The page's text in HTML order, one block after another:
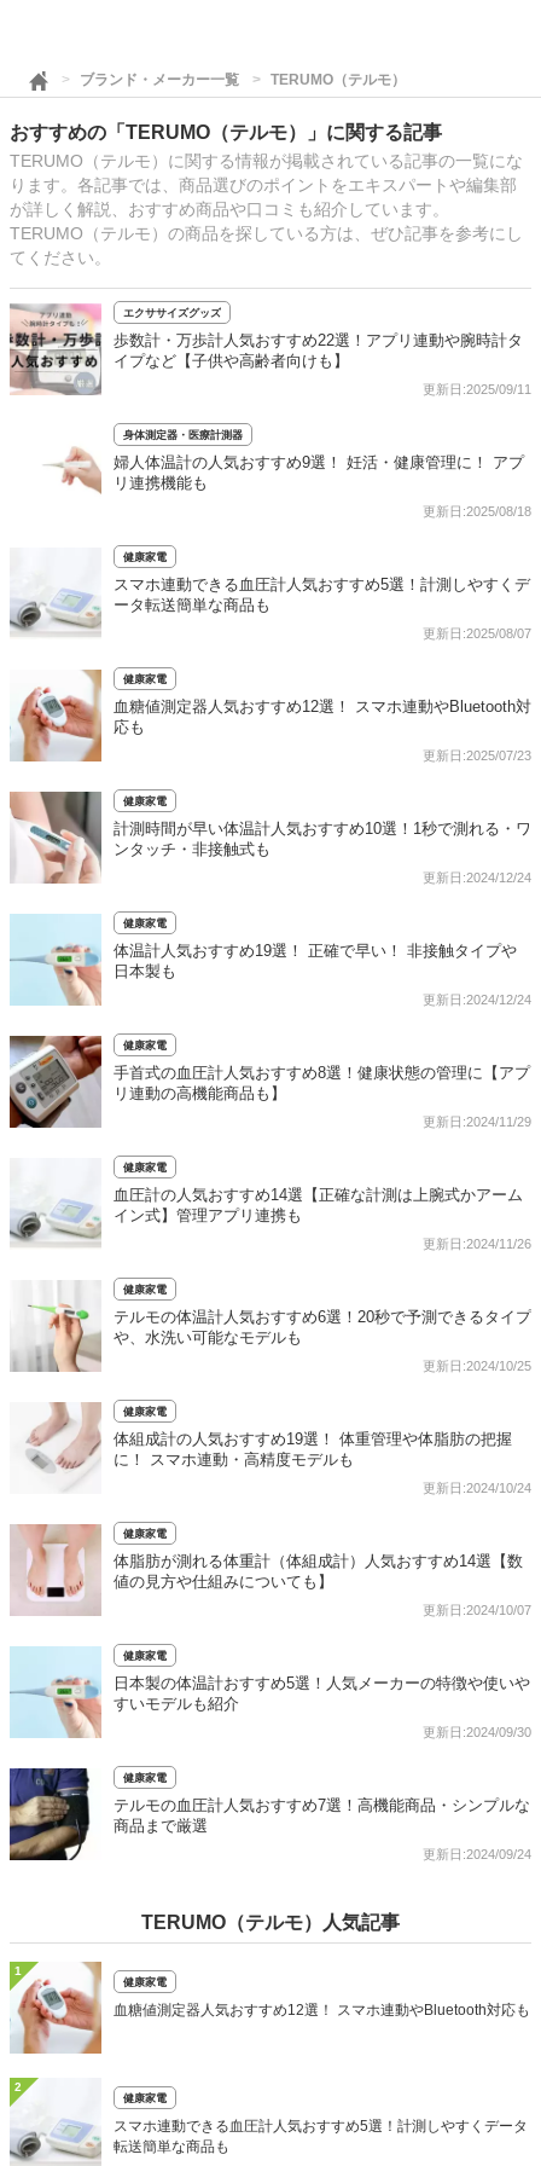
ブランド・メーカー一覧 TERUMO（テルモ）
おすすめの「TERUMO（テルモ）」に関する記事
TERUMO（テルモ）に関する情報が掲載されている記事の一覧にな
ります。各記事では、商品選びのポイントをエキスパートや編集部
が詳しく解説、おすすめ商品や口コミも紹介しています。
TERUMO（テルモ）の商品を探している方は、ぜひ記事を参考にし
てください。
エクササイズグッズ
歩数計・万歩計人気おすすめ22選！アプリ連動や腕時計タ
イプなど【子供や高齢者向けも】
更新日:2025/09/11
身体測定器・医療計測器
婦人体温計の人気おすすめ9選！ 妊活・健康管理に！ アプ
リ連携機能も
更新日:2025/08/18
健康家電
スマホ連動できる血圧計人気おすすめ5選！計測しやすくデ
ータ転送簡単な商品も
更新日:2025/08/07
健康家電
血糖値測定器人気おすすめ12選！ スマホ連動やBluetooth対
応も
更新日:2025/07/23
健康家電
計測時間が早い体温計人気おすすめ10選！1秒で測れる・ワ
ンタッチ・非接触式も
更新日:2024/12/24
健康家電
体温計人気おすすめ19選！ 正確で早い！ 非接触タイプや
日本製も
更新日:2024/12/24
健康家電
手首式の血圧計人気おすすめ8選！健康状態の管理に【アプ
リ連動の高機能商品も】
更新日:2024/11/29
健康家電
血圧計の人気おすすめ14選【正確な計測は上腕式かアーム
イン式】管理アプリ連携も
更新日:2024/11/26
健康家電
テルモの体温計人気おすすめ6選！20秒で予測できるタイプ
や、水洗い可能なモデルも
更新日:2024/10/25
健康家電
体組成計の人気おすすめ19選！ 体重管理や体脂肪の把握
に！ スマホ連動・高精度モデルも
更新日:2024/10/24
健康家電
体脂肪が測れる体重計（体組成計）人気おすすめ14選【数
値の見方や仕組みについても】
更新日:2024/10/07
健康家電
日本製の体温計おすすめ5選！人気メーカーの特徴や使いや
すいモデルも紹介
更新日:2024/09/30
健康家電
テルモの血圧計人気おすすめ7選！高機能商品・シンプルな
商品まで厳選
更新日:2024/09/24
TERUMO（テルモ）人気記事
1
健康家電
血糖値測定器人気おすすめ12選！ スマホ連動やBluetooth対応も
2
健康家電
スマホ連動できる血圧計人気おすすめ5選！計測しやすくデータ
転送簡単な商品も